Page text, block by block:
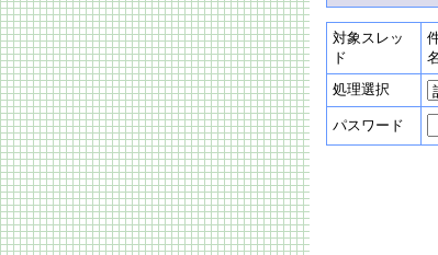
対象スレッ
ド
処理選択
パスワード